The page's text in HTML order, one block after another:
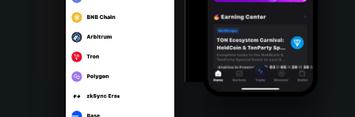
Português (Portugal)
Bahasa Indonesia